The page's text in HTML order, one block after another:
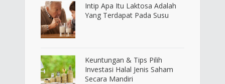
Intip Apa Itu Laktosa Adalah
Yang Terdapat Pada Susu
Keuntungan & Tips Pilih
Investasi Halal Jenis Saham
Secara Mandiri